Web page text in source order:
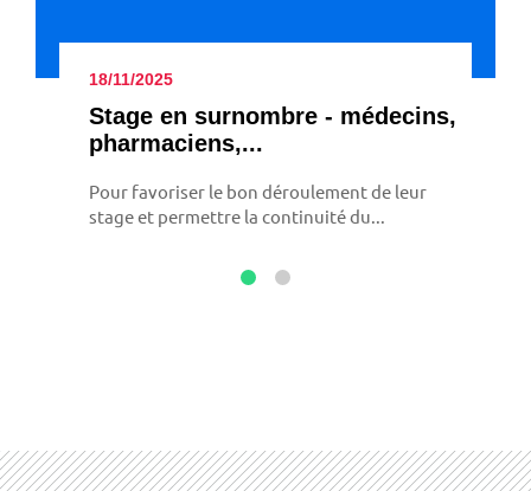
18/11/2025
Stage en sur­nombre - méde­cins,
phar­ma­ciens,...
Pour favoriser le bon déroulement de leur
stage et permettre la continuité du...